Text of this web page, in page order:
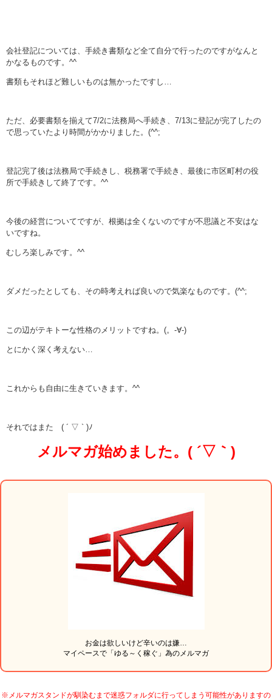
会社登記については、手続き書類など全て自分で行ったのですがなんと
かなるものです。^^
書類もそれほど難しいものは無かったですし…
ただ、必要書類を揃えて7/2に法務局へ手続き、7/13に登記が完了したの
で思っていたより時間がかかりました。(^^;
登記完了後は法務局で手続きし、税務署で手続き、最後に市区町村の役
所で手続きして終了です。^^
今後の経営についてですが、根拠は全くないのですが不思議と不安はな
いですね。
むしろ楽しみです。^^
ダメだったとしても、その時考えれば良いので気楽なものです。(^^;
この辺がテキトーな性格のメリットですね。(。-∀-)
とにかく深く考えない…
これからも自由に生きていきます。^^
それではまた ( ´ ▽ ` )ﾉ
メルマガ始めました。( ´▽｀)
お金は欲しいけど辛いのは嫌…
マイペースで「ゆる～く稼ぐ」為のメルマガ
※メルマガスタンドが馴染むまで迷惑フォルダに行ってしまう可能性がありますの